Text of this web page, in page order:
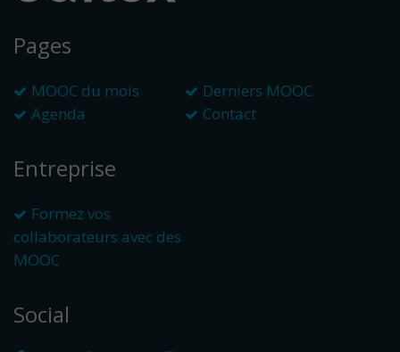
Pages
MOOC du mois
Derniers MOOC
Agenda
Contact
Entreprise
Formez vos
collaborateurs avec des
MOOC
Social